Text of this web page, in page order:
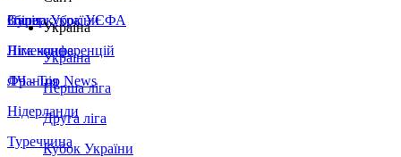
Збірна України
Італія
Німеччина
Франція
Нідерланди
Туреччина
Суперкубок УЄФА
Ліга конференцій
ЛЧ - Top News
Україна
Україна
Перша ліга
Друга ліга
Кубок України